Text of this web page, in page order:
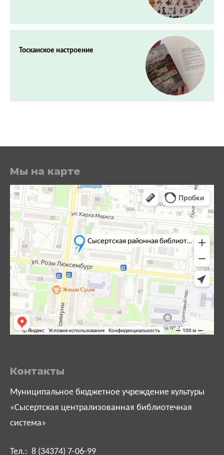
Тосканское настроение
Мы на карте
Контакты
Муниципальное бюджетное учреждение культуры
«Сысертская централизованная библиотечная
система»
Тел.: 8 (34374) 7-06-99